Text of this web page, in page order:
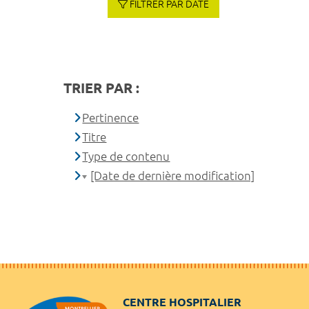
FILTRER PAR DATE
TRIER PAR :
Pertinence
Titre
Type de contenu
[Date de dernière modification]
CENTRE HOSPITALIER